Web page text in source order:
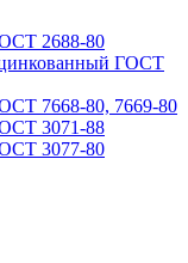
2688-80
ГОСТ
7668-80, 7669-80
3071-88
3077-80